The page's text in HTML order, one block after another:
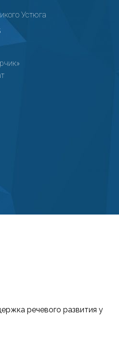
Устюга
речевого развития у